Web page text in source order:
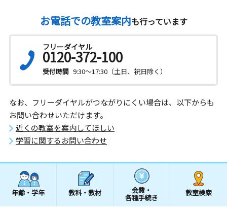
お電話での教室案内も行っています
フリーダイヤル
0120-372-100
受付時間 9:30～17:30（土日、祝日除く）
なお、フリーダイヤルがつながりにくい場合は、以下からも
お問い合わせいただけます。
近くの教室を案内してほしい
学習に関するお問い合わせ
年齢・学年 教科・教材 会費・
各種手続き
教室検索